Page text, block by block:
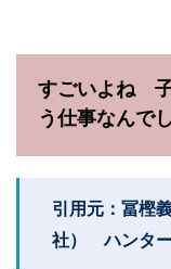
すごいよね 子
う仕事なんで
引用元：冨樫
社） ハンター